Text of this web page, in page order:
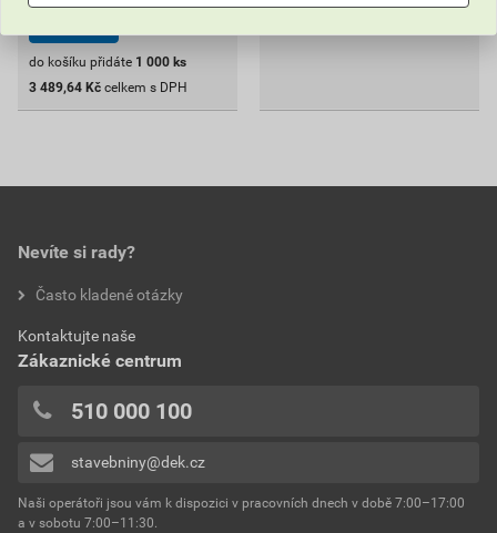
do košíku přidáte 1 000 ks
3 489,64 Kč celkem s DPH
Nevíte si rady?
Často kladené otázky
Kontaktujte naše
Zákaznické centrum
510 000 100
stavebniny@dek.cz
Naši operátoři jsou vám k dispozici v pracovních dnech v době 7:00–17:00
a v sobotu 7:00–11:30.